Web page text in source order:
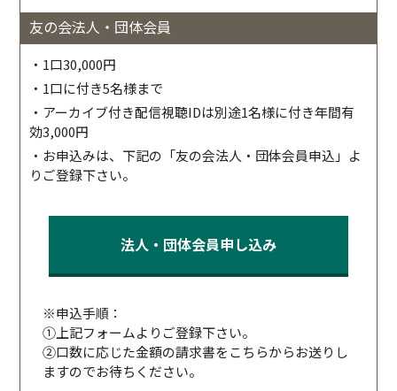
友の会法人・団体会員
・1口30,000円
・1口に付き5名様まで
・アーカイブ付き配信視聴IDは別途1名様に付き年間有
効3,000円
・お申込みは、下記の「友の会法人・団体会員申込」よ
りご登録下さい。
法人・団体会員申し込み
※申込手順：
①上記フォームよりご登録下さい。
②口数に応じた金額の請求書をこちらからお送りし
ますのでお待ちください。